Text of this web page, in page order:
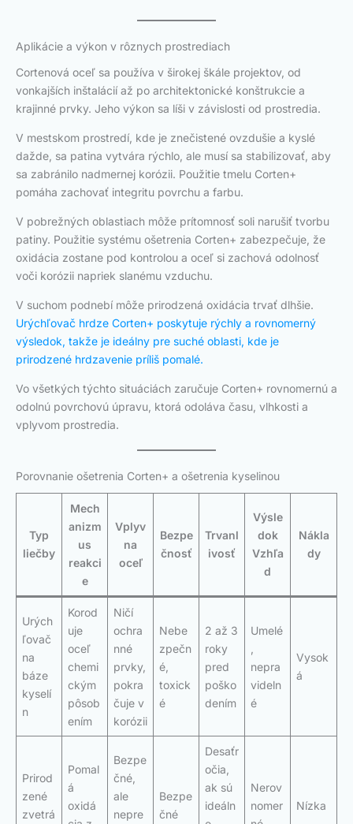
Aplikácie a výkon v rôznych prostrediach
Cortenová oceľ sa používa v širokej škále projektov, od
vonkajších inštalácií až po architektonické konštrukcie a
krajinné prvky. Jeho výkon sa líši v závislosti od prostredia.
V mestskom prostredí, kde je znečistené ovzdušie a kyslé
dažde, sa patina vytvára rýchlo, ale musí sa stabilizovať, aby
sa zabránilo nadmernej korózii. Použitie tmelu Corten+
pomáha zachovať integritu povrchu a farbu.
V pobrežných oblastiach môže prítomnosť soli narušiť tvorbu
patiny. Použitie systému ošetrenia Corten+ zabezpečuje, že
oxidácia zostane pod kontrolou a oceľ si zachová odolnosť
voči korózii napriek slanému vzduchu.
V suchom podnebí môže prirodzená oxidácia trvať dlhšie.
Urýchľovač hrdze Corten+ poskytuje rýchly a rovnomerný
výsledok, takže je ideálny pre suché oblasti, kde je
prirodzené hrdzavenie príliš pomalé.
Vo všetkých týchto situáciách zaručuje Corten+ rovnomernú a
odolnú povrchovú úpravu, ktorá odoláva času, vlhkosti a
vplyvom prostredia.
Porovnanie ošetrenia Corten+ a ošetrenia kyselinou
Typ
liečby
Mech
anizm
us
reakci
e
Vplyv
na
oceľ
Bezpe
čnosť
Trvanl
ivosť
Výsle
dok
Vzhľa
d
Nákla
dy
Urých
ľovač
na
báze
kyselí
n
Korod
uje
oceľ
chemi
ckým
pôsob
ením
Ničí
ochra
nné
prvky,
pokra
čuje v
korózii
Nebe
zpečn
é,
toxick
é
2 až 3
roky
pred
poško
dením
Umelé
nepra
videln
é
Vysok
á
Prirod
zené
zvetrá
Pomal
á
oxidá
Bezpe
čné,
ale
nepre
Bezpe
čné
Desaťr
očia,
ak sú
ideáln
Nerov
nomer
Nízka